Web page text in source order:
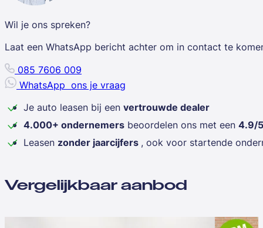
Wil je ons spreken?
Laat een WhatsApp bericht achter om in contact te
085 7606 009
WhatsApp ons je vraag
Je auto leasen bij een vertrouwde dealer
4.000+ ondernemers beoordelen ons met een 4.9/5
Leasen zonder jaarcijfers , ook voor startende
Vergelijkbaar aanbod